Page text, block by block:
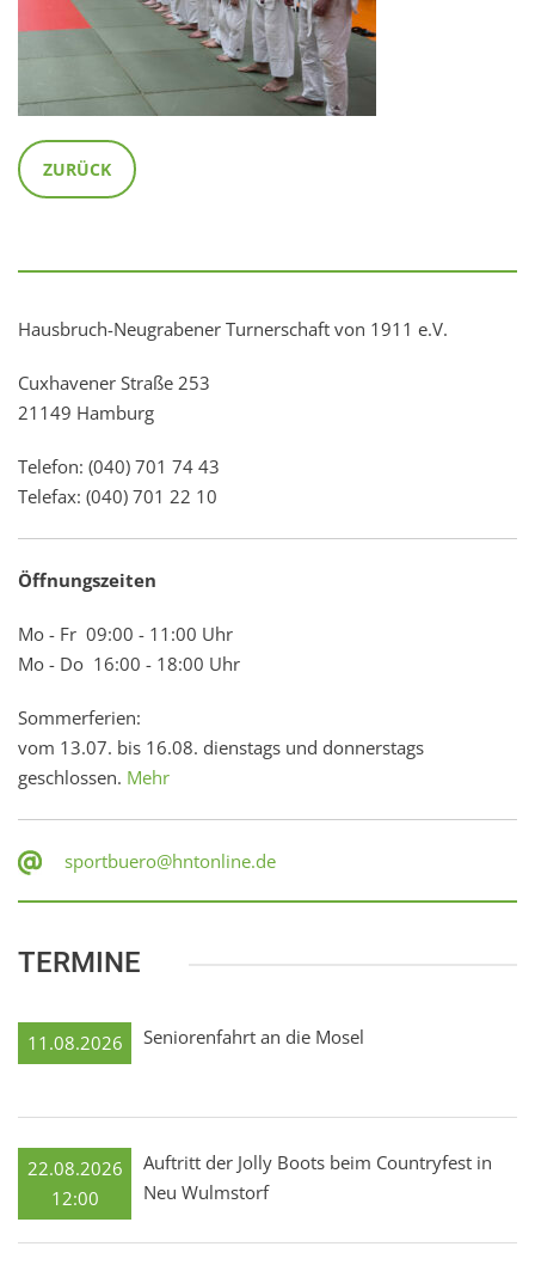
ZURÜCK
Hausbruch-Neugrabener Turnerschaft von 1911 e.V.
Cuxhavener Straße 253
21149 Hamburg
Telefon: (040) 701 74 43
Telefax: (040) 701 22 10
Öffnungszeiten
Mo - Fr 09:00 - 11:00 Uhr
Mo - Do 16:00 - 18:00 Uhr
Sommerferien:
vom 13.07. bis 16.08. dienstags und donnerstags
geschlossen. Mehr
sportbuero@hntonline.de
TERMINE
11.08.2026 Seniorenfahrt an die Mosel
22.08.2026
12:00
Auftritt der Jolly Boots beim Countryfest in
Neu Wulmstorf